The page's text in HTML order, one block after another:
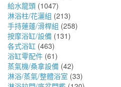
給水龍頭 (1047)
淋浴柱/花灑組 (213)
手持蓮蓬/滑桿組 (258)
按摩浴缸/設備 (131)
各式浴缸 (463)
浴缸零配件 (61)
蒸氣機/桑拿設備 (42)
淋浴/蒸氣/整體浴室 (33)